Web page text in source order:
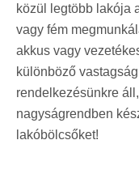
közül legtöbb lakója
vagy fém
akkus vagy
különböző
rendelkezésünkre
nagyságrendben
lakóbölcsőket!